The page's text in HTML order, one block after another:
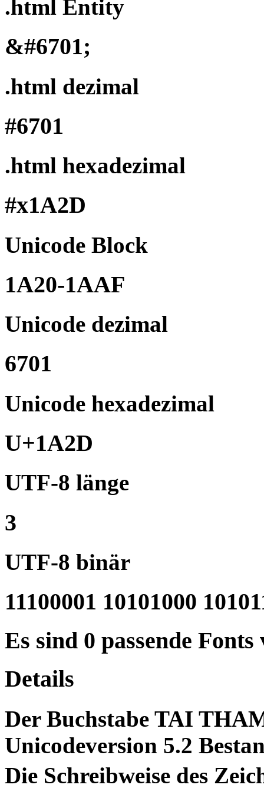
.html Entity
&#6701;
.html dezimal
#6701
.html hexadezimal
#x1A2D
Unicode Block
1A20-1AAF
Unicode dezimal
6701
Unicode hexadezimal
U+1A2D
UTF-8 länge
3
UTF-8 binär
11100001 10101000
Es sind 0 passende
Details
Der Buchstabe TAI
Unicodeversion 5.2
Die Schreibweise des